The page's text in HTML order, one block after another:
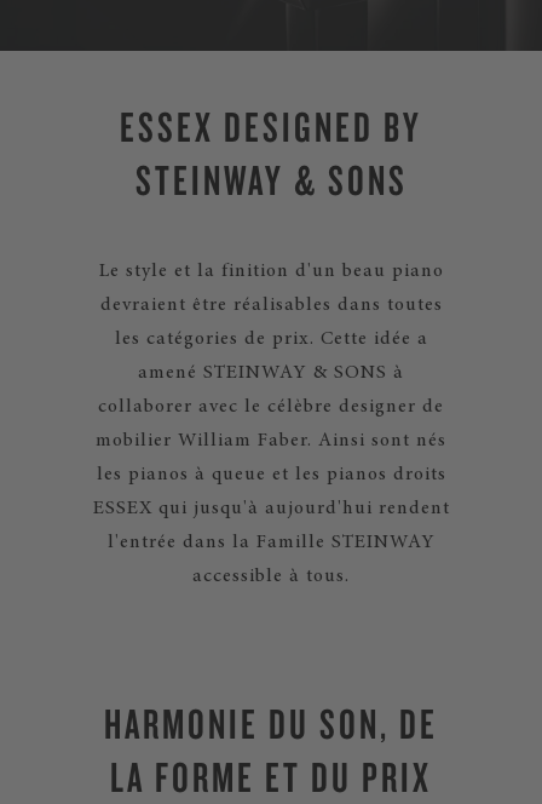
ESSEX DESIGNED BY
STEINWAY & SONS
Le style et la finition d'un beau piano
devraient être réalisables dans toutes
les catégories de prix. Cette idée a
amené STEINWAY & SONS à
collaborer avec le célèbre designer de
mobilier William Faber. Ainsi sont nés
les pianos à queue et les pianos droits
ESSEX qui jusqu'à aujourd'hui rendent
l'entrée dans la Famille STEINWAY
accessible à tous.
HARMONIE DU SON, DE
LA FORME ET DU PRIX